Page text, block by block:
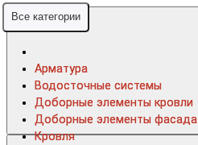
Все категории
Арматура
Водосточные системы
Доборные элементы кровли
Доборные элементы фасада
Кровля
Все категории
Арматура
Водосточные системы
Доборные элементы кровли
Доборные элементы фасада
Кровля